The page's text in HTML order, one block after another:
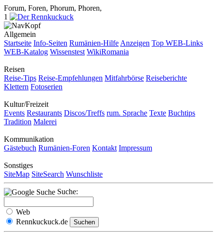
Forum, Foren, Phorum, Phoren,
1
Allgemein
Startseite Info-Seiten Rumänien-Hilfe Anzeigen Top WEB-Links
WEB-Katalog Wissenstest WikiRomania
Reisen
Reise-Tips Reise-Empfehlungen Mitfahrbörse Reiseberichte
Klettern Fotoserien
Kultur/Freizeit
Events Restaurants Discos/Treffs rum. Sprache Texte Buchtips
Tradition Malerei
Kommunikation
Gästebuch Rumänien-Foren Kontakt Impressum
Sonstiges
SiteMap SiteSearch Wunschliste
Suche:
Web
Rennkuckuck.de